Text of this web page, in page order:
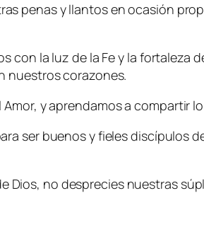
penas y llantos en ocasión
con la luz de la Fe y la
nuestros corazones.
y aprendamos a
ser buenos y fieles
Dios, no desprecies nuestras